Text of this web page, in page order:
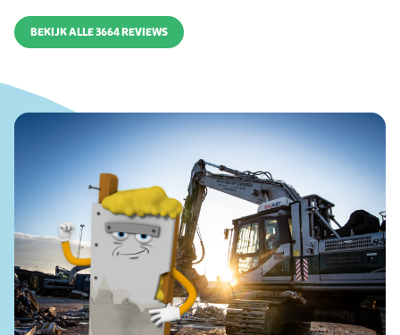
BEKIJK ALLE 3664 REVIEWS